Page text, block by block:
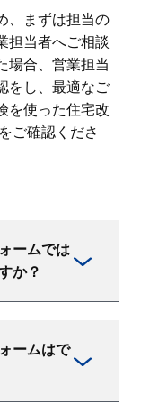
、まずは担当の
担当者へご相談
場合、営業担当
をし、最適なご
を使った住宅改
をご確認くださ
ームでは
か？
ームはで